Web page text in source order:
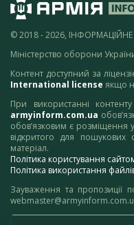
© 2018 - 2026,
Міністерство оборони
Контент доступний за
International license якщо
При використанні
armyinform.com.ua
обов’язковим є розміщення
відкритого для пошукових
матеріал.
Політика користування
Політика використання
Зауваження та пропозиції